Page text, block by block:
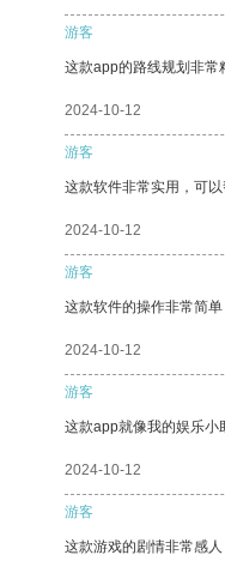
游客
这款app的路线规划非常
2024-10-12
游客
这款软件非常实用，可
2024-10-12
游客
这款软件的操作非常简单
2024-10-12
游客
这款app就像我的娱乐小
2024-10-12
游客
这款游戏的剧情非常感人